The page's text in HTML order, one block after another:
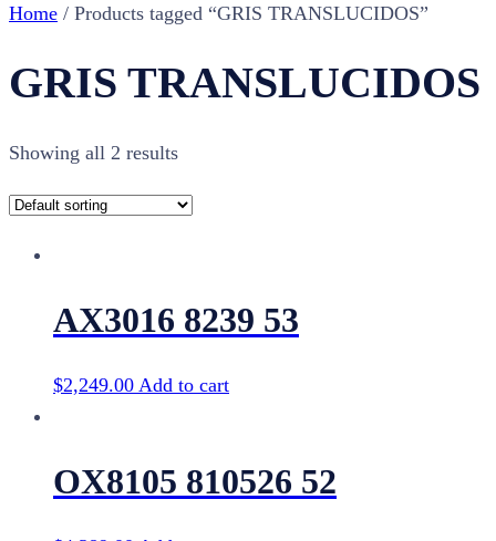
Home / Products tagged “GRIS TRANSLUCIDOS”
GRIS TRANSLUCIDOS
Showing all 2 results
AX3016 8239 53
$2,249.00 Add to cart
OX8105 810526 52